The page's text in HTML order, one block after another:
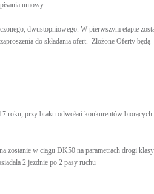
umowy.
dwustopniowego. W pierwszym etapie
do składania ofert. Złożone Oferty
roku, przy braku odwołań konkurentów biorących
zostanie w ciągu DK50 na parametrach drogi
2 jezdnie po 2 pasy ruchu